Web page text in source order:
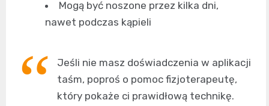
Mogą być noszone przez kilka dni,
nawet podczas kąpieli
Jeśli nie masz doświadczenia w aplikacji
taśm, poproś o pomoc fizjoterapeutę,
który pokaże ci prawidłową technikę.